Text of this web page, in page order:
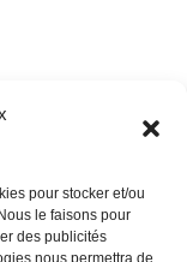
pour stocker et/ou
le faisons pour
des publicités
nous permettra de